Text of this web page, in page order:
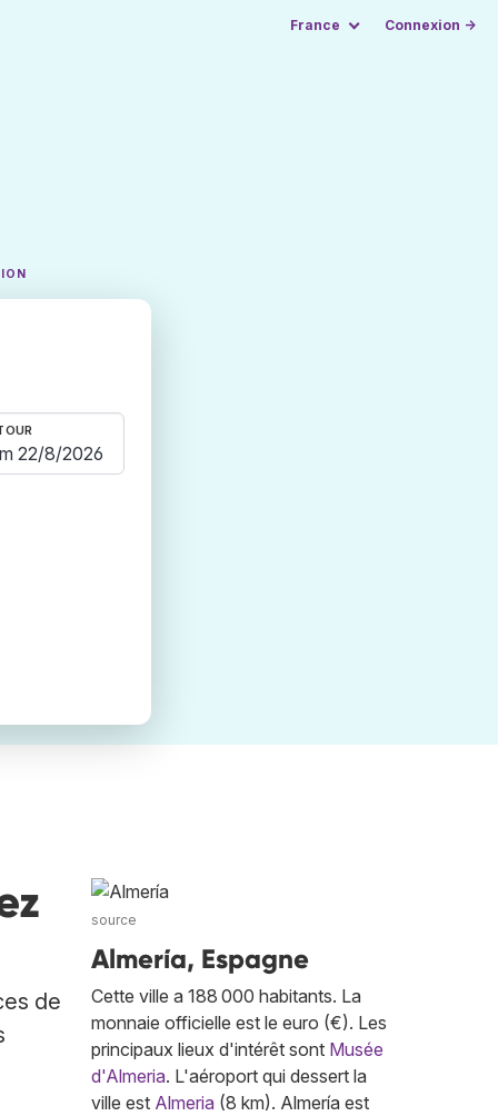
France Connexion →
de
source
Almería, Espagne
Cette ville a 188 000 habitants. La
monnaie officielle est le euro (€). Les
principaux lieux d'intérêt sont Musée
d'Almeria. L'aéroport qui dessert la
ville est Almeria (8 km). Almería est